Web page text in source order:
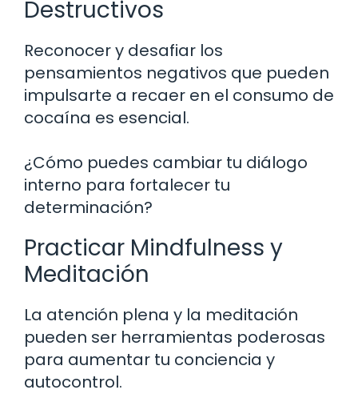
Destructivos
Reconocer y desafiar los
pensamientos negativos que pueden
impulsarte a recaer en el consumo de
cocaína es esencial.
¿Cómo puedes cambiar tu diálogo
interno para fortalecer tu
determinación?
Practicar Mindfulness y
Meditación
La atención plena y la meditación
pueden ser herramientas poderosas
para aumentar tu conciencia y
autocontrol.